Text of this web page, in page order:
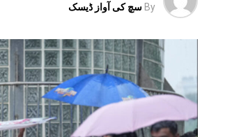
By سچ کی آواز ڈیسک